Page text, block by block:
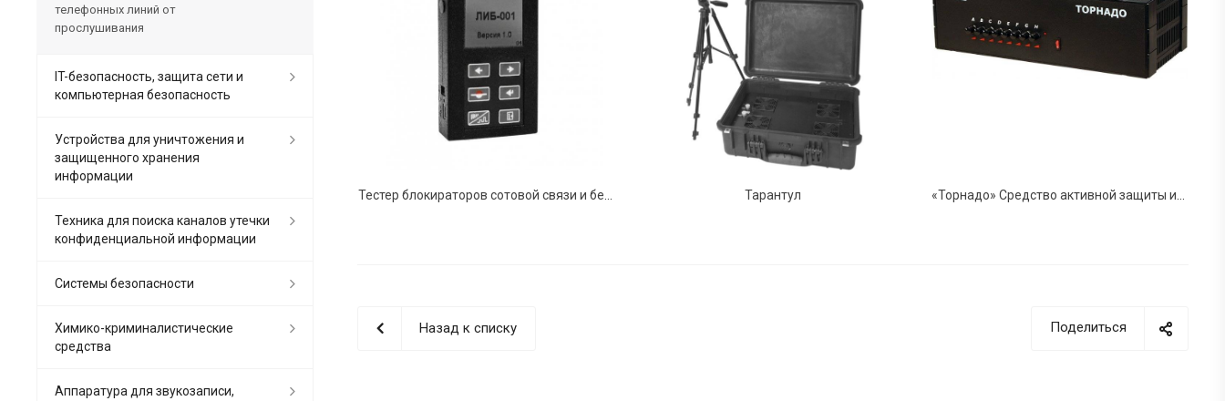
Тарантул
Поделиться
Назад к списку
телефонных линий от
прослушивания
IT-безопасность, защита сети и
компьютерная безопасность
Устройства для уничтожения и
защищенного хранения
информации
Техника для поиска каналов утечки
конфиденциальной информации
Системы безопасности
Химико-криминалистические
средства
Аппаратура для звукозаписи,